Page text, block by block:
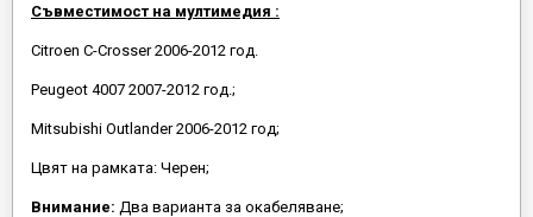
Съвместимост на мултимедия :
Citroen C-Crosser 2006-2012 год.
Peugeot 4007 2007-2012 год.;
Mitsubishi Outlander 2006-2012 год;
Цвят на рамката: Черен;
Внимание: Два варианта за окабеляване;